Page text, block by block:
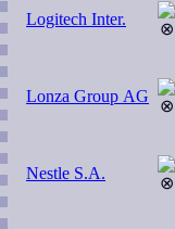
Logitech Inter.
Lonza Group AG
Nestle S.A.